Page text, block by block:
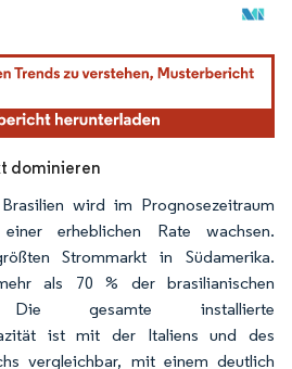
erfordert Namensnennung gemäß
dominieren
wird im Prognosezeitraum
erheblichen Rate wachsen.
Strommarkt in Südamerika.
als 70 % der brasilianischen
Die gesamte installierte
ist mit der Italiens und des
vergleichbar, mit einem deutlich